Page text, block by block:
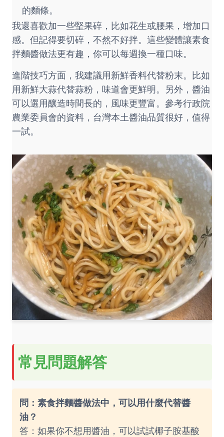
的麵條。
我還喜歡加一些堅果碎，比如花生或腰果，增加口
感。但記得要切碎，不然不好拌。這些變體讓素食
拌麵醬做法更有趣，你可以每週換一種口味。
進階技巧方面，我建議用新鮮香料代替粉末。比如
用新鮮大蒜代替蒜粉，味道會更鮮明。另外，醬油
可以選用釀造時間長的，風味更豐富。參考行政院
農業委員會的資料，台灣本土醬油品質很好，值得
一試。
常見問題解答
問：素食拌麵醬做法中，可以用什麼代替醬
油？
答：如果你不想用醬油，可以試試椰子胺基酸